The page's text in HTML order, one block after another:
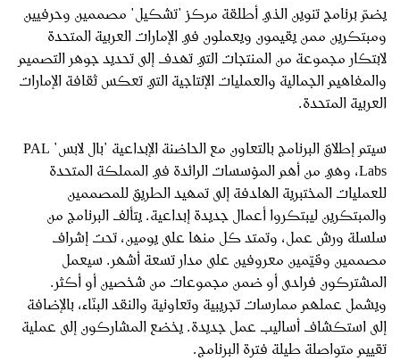
يضمّ برنامج تنوين الذي أطلقة مركز "تشكيل" مصممين وحرفيين
ومبتكرين ممن يقيمون ويعملون في الإمارات العربية المتحدة
لابتكار مجموعة من المنتجات التي تهدف إلى تحديد جوهر التصميم
والمفاهيم الجمالية والعمليات الإنتاجية التي تعكس ثقافة الإمارات
العربية المتحدة.
سيتم إطلاق البرنامج بالتعاون مع الحاضنة الإبداعية "بال لابس" PAL
Labs، وهي من أهم المؤسسات الرائدة في المملكة المتحدة
للعمليات المختبرية الهادفة إلى تمهيد الطريق للمصممين
والمبتكرين ليبتكروا أعمال جديدة إبداعية. يتألف البرنامج من
سلسلة ورش عمل، وتمتد كل منها على يومين، تحت إشراف
مصممين وقيّمين معروفين على مدار تسعة أشهر. سيعمل
المشتركون فرادى أو ضمن مجموعات من شخصين أو أكثر.
ويشمل عملهم ممارسات تجريبية وتعاونية والنقد البنّاء، بالإضافة
إلى استكشاف أساليب عمل جديدة. يخضع المشاركون إلى عملية
تقييم متواصلة طيلة فترة البرنامج.